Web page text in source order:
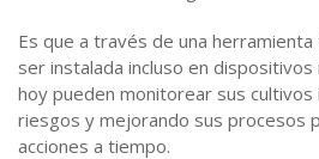
Es que a través de una
ser instalada incluso en
hoy pueden monitorear sus cultivos
riesgos y mejorando sus procesos
acciones a tiempo.